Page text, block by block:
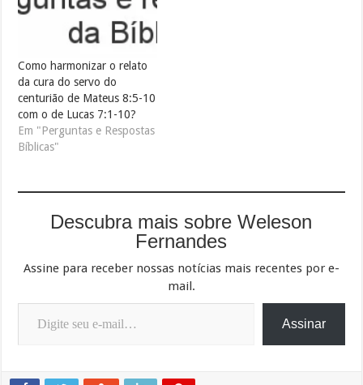
Como harmonizar o relato
da cura do servo do
centurião de Mateus 8:5-10
com o de Lucas 7:1-10?
Em "Perguntas e Respostas
Bíblicas"
Descubra mais sobre Weleson
Fernandes
Assine para receber nossas notícias mais recentes por e-
mail.
Digite seu e-mail…
Assinar